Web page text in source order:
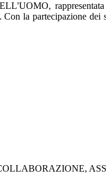
rappresentata
la partecipazione dei
COLLABORAZIONE,